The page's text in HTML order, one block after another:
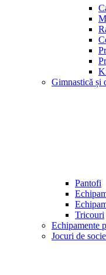
Gimnastică și
Pantofi
Tricouri
Echipamente
Jocuri de